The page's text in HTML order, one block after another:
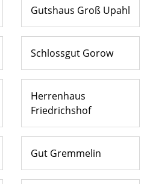
Gutshaus Groß Upahl
Schlossgut Gorow
Herrenhaus
Friedrichshof
Gut Gremmelin